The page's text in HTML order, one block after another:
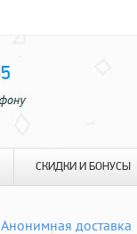
СКИДКИ И БОНУСЫ
Анонимная доставка